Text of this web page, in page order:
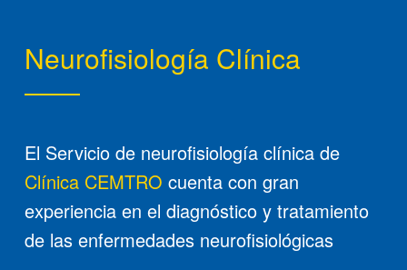
Neurofisiología Clínica
El Servicio de neurofisiología clínica de
Clínica CEMTRO cuenta con gran
experiencia en el diagnóstico y tratamiento
de las enfermedades neurofisiológicas